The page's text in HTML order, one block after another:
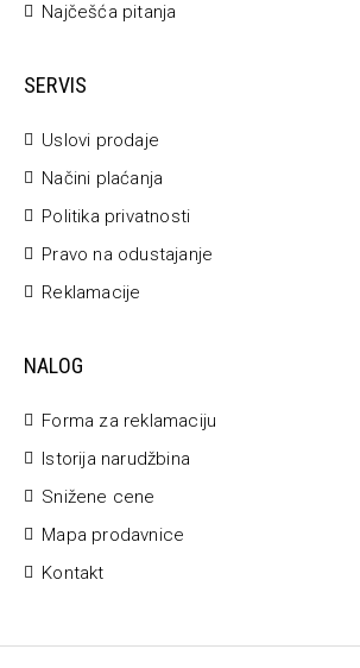
Najčešća pitanja
SERVIS
Uslovi prodaje
Načini plaćanja
Politika privatnosti
Pravo na odustajanje
Reklamacije
NALOG
Forma za reklamaciju
Istorija narudžbina
Snižene cene
Mapa prodavnice
Kontakt